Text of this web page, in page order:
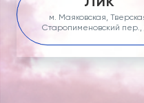
м. Маяковская,
Старопименовский пер.,